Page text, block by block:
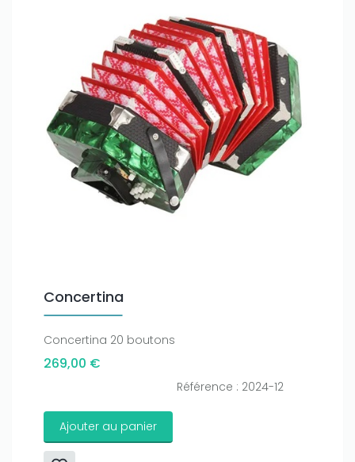
Concertina
Concertina 20 boutons
269,00 €
Référence : 2024-12
Ajouter au panier